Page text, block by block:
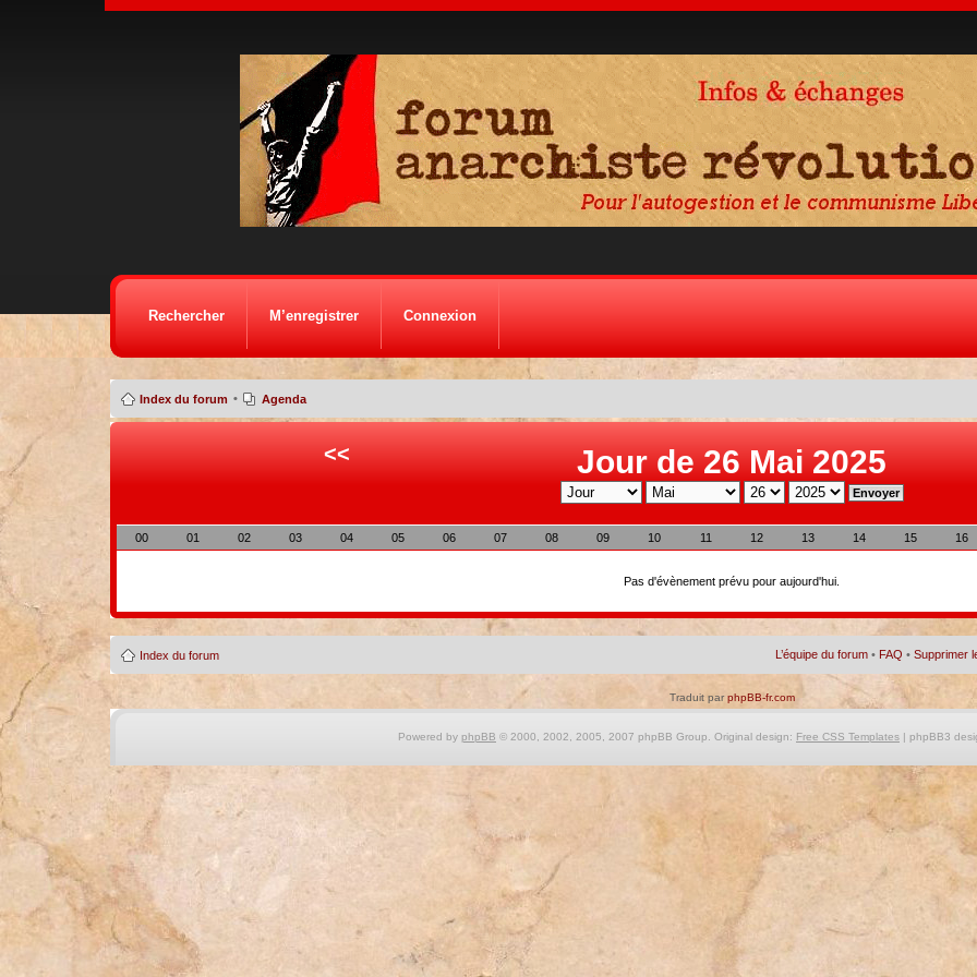
Rechercher M’enregistrer Connexion
Index du forum • Agenda
<< Jour de 26 Mai 2025
00 01 02 03 04 05 06 07 08 09 10 11 12 13 14 15 16
Pas d'évènement prévu pour aujourd'hui.
Index du forum L’équipe du forum • FAQ •Supprimer
Traduit parphpBB-fr.com
Powered by phpBB © 2000, 2002, 2005, 2007 phpBB Group. Original design: Free CSS Templates| phpBB3